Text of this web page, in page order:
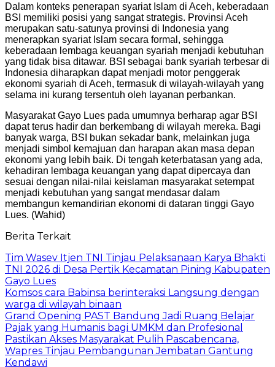
Dalam konteks penerapan syariat Islam di Aceh, keberadaan
BSI memiliki posisi yang sangat strategis. Provinsi Aceh
merupakan satu-satunya provinsi di Indonesia yang
menerapkan syariat Islam secara formal, sehingga
keberadaan lembaga keuangan syariah menjadi kebutuhan
yang tidak bisa ditawar. BSI sebagai bank syariah terbesar di
Indonesia diharapkan dapat menjadi motor penggerak
ekonomi syariah di Aceh, termasuk di wilayah-wilayah yang
selama ini kurang tersentuh oleh layanan perbankan.
Masyarakat Gayo Lues pada umumnya berharap agar BSI
dapat terus hadir dan berkembang di wilayah mereka. Bagi
banyak warga, BSI bukan sekadar bank, melainkan juga
menjadi simbol kemajuan dan harapan akan masa depan
ekonomi yang lebih baik. Di tengah keterbatasan yang ada,
kehadiran lembaga keuangan yang dapat dipercaya dan
sesuai dengan nilai-nilai keislaman masyarakat setempat
menjadi kebutuhan yang sangat mendasar dalam
membangun kemandirian ekonomi di dataran tinggi Gayo
Lues. (Wahid)
Berita Terkait
Tim Wasev Itjen TNI Tinjau Pelaksanaan Karya Bhakti
TNI 2026 di Desa Pertik Kecamatan Pining Kabupaten
Gayo Lues
Komsos cara Babinsa berinteraksi Langsung dengan
warga di wilayah binaan
Grand Opening PAST Bandung Jadi Ruang Belajar
Pajak yang Humanis bagi UMKM dan Profesional
Pastikan Akses Masyarakat Pulih Pascabencana,
Wapres Tinjau Pembangunan Jembatan Gantung
Kendawi